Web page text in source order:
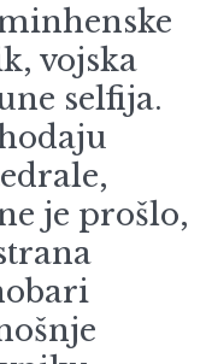
vojska
selfija.
je prošlo,